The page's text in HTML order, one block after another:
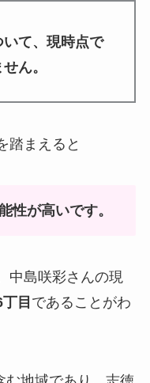
て、現時点で
ん。
踏まえると
性が高いです。
中島咲彩さんの現
目 であることがわ